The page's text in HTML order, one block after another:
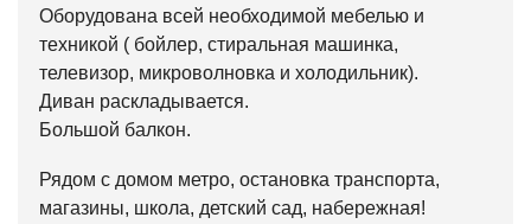
Оборудована всей необходимой мебелью и
техникой ( бойлер, стиральная машинка,
телевизор, микроволновка и холодильник).
Диван раскладывается.
Большой балкон.
Рядом с домом метро, остановка транспорта,
магазины, школа, детский сад, набережная!